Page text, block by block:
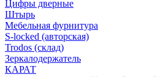
Цифры дверные
Штырь
Мебельная фурнитура
S-locked (авторская)
Trodos (склад)
Зеркалодержатель
КАРАТ